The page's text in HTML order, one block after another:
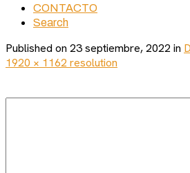
CONTACTO
Search
Published on 23 septiembre, 2022 in
1920 × 1162 resolution